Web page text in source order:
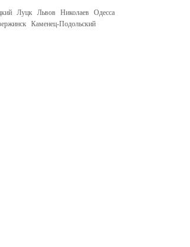
Луцк Львов Николаев
Одесса
Каменец-Подольский